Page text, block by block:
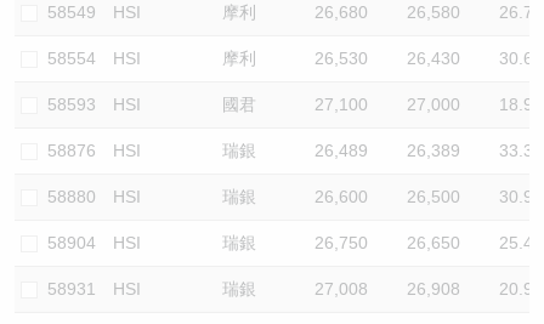
58549 HSI 摩利 26,680 26,580 26.7
58554 HSI 摩利 26,530 26,430 30.6
58593 HSI 國君 27,100 27,000 18.9
58876 HSI 瑞銀 26,489 26,389 33.3
58880 HSI 瑞銀 26,600 26,500 30.9
58904 HSI 瑞銀 26,750 26,650 25.4
58931 HSI 瑞銀 27,008 26,908 20.9